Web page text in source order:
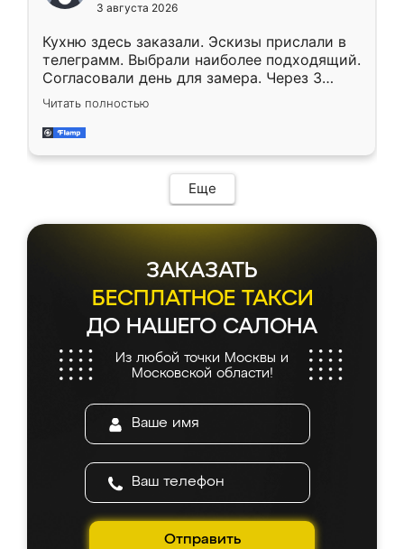
3 августа 2026
Кухню здесь заказали. Эскизы прислали в
телеграмм. Выбрали наиболее подходящий.
Согласовали день для замера. Через 3
недели кухня была уже готова. Остались
довольны работой. Спасибо Ренессанс
мебель за качественную работу!
Читать полностью
Еще
ЗАКАЗАТЬ
БЕСПЛАТНОЕ ТАКСИ
ДО НАШЕГО САЛОНА
Из любой точки Москвы и
Московской области!
Отправить